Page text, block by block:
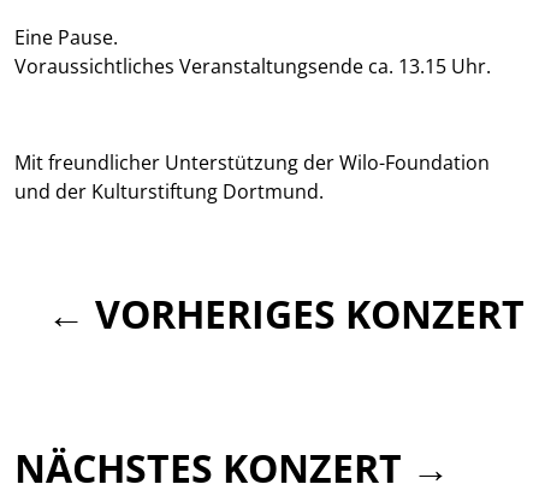
Eine Pause.
Voraussichtliches Veranstaltungsende ca. 13.15 Uhr.
Mit freundlicher Unterstützung der Wilo-Foundation
und der Kulturstiftung Dortmund.
← VORHERIGES KONZERT
NÄCHSTES KONZERT →